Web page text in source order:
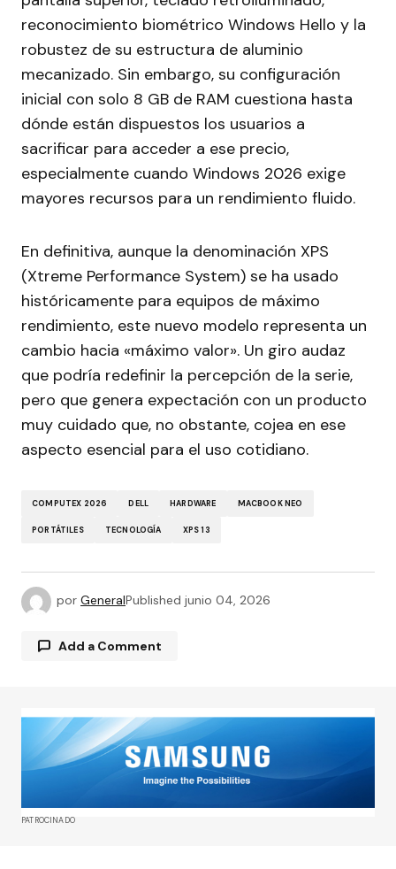
reconocimiento biométrico Windows Hello y la
robustez de su estructura de aluminio
mecanizado. Sin embargo, su configuración
inicial con solo 8 GB de RAM cuestiona hasta
dónde están dispuestos los usuarios a
sacrificar para acceder a ese precio,
especialmente cuando Windows 2026 exige
mayores recursos para un rendimiento fluido.
En definitiva, aunque la denominación XPS
(Xtreme Performance System) se ha usado
históricamente para equipos de máximo
rendimiento, este nuevo modelo representa un
cambio hacia «máximo valor». Un giro audaz
que podría redefinir la percepción de la serie,
pero que genera expectación con un producto
muy cuidado que, no obstante, cojea en ese
aspecto esencial para el uso cotidiano.
COMPUTEX 2026 DELL HARDWARE MACBOOK NEO
PORTÁTILES TECNOLOGÍA XPS 13
por GeneralPublished junio 04, 2026
Add a Comment
Tu dirección de correo electrónico no será
publicada.Los campos obligatorios están
marcados con*
Comment*
PATROCINADO